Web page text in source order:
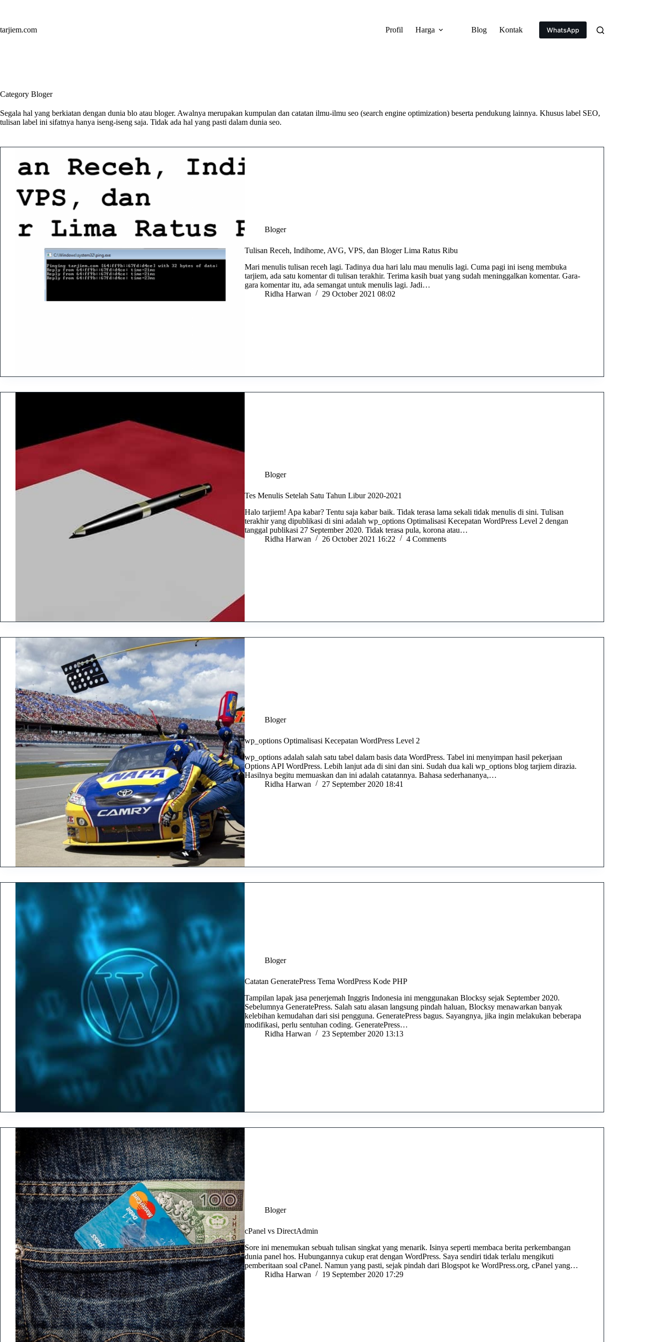
tarjiem.com
Profil Harga Blog Kontak WhatsApp
Category Bloger
Segala hal yang berkiatan dengan dunia blo atau bloger. Awalnya merupakan kumpulan dan catatan ilmu-ilmu seo (search engine optimization) beserta pendukung lainnya. Khusus label SEO,
tulisan label ini sifatnya hanya iseng-iseng saja. Tidak ada hal yang pasti dalam dunia seo.
Bloger
Tulisan Receh, Indihome, AVG, VPS, dan Bloger Lima Ratus Ribu
Mari menulis tulisan receh lagi. Tadinya dua hari lalu mau menulis lagi. Cuma pagi ini iseng membuka
tarjiem, ada satu komentar di tulisan terakhir. Terima kasih buat yang sudah meninggalkan komentar. Gara-
gara komentar itu, ada semangat untuk menulis lagi. Jadi…
Ridha Harwan
29 October 2021 08:02
Bloger
Tes Menulis Setelah Satu Tahun Libur 2020-2021
Halo tarjiem! Apa kabar? Tentu saja kabar baik. Tidak terasa lama sekali tidak menulis di sini. Tulisan
terakhir yang dipublikasi di sini adalah wp_options Optimalisasi Kecepatan WordPress Level 2 dengan
tanggal publikasi 27 September 2020. Tidak terasa pula, korona atau…
Ridha Harwan
26 October 2021 16:22 4 Comments
Bloger
wp_options Optimalisasi Kecepatan WordPress Level 2
wp_options adalah salah satu tabel dalam basis data WordPress. Tabel ini menyimpan hasil pekerjaan
Options API WordPress. Lebih lanjut ada di sini dan sini. Sudah dua kali wp_options blog tarjiem dirazia.
Hasilnya begitu memuaskan dan ini adalah catatannya. Bahasa sederhananya,…
Ridha Harwan
27 September 2020 18:41
Bloger
Catatan GeneratePress Tema WordPress Kode PHP
Tampilan lapak jasa penerjemah Inggris Indonesia ini menggunakan Blocksy sejak September 2020.
Sebelumnya GeneratePress. Salah satu alasan langsung pindah haluan, Blocksy menawarkan banyak
kelebihan kemudahan dari sisi pengguna. GeneratePress bagus. Sayangnya, jika ingin melakukan beberapa
modifikasi, perlu sentuhan coding. GeneratePress…
Ridha Harwan
23 September 2020 13:13
Bloger
cPanel vs DirectAdmin
Sore ini menemukan sebuah tulisan singkat yang menarik. Isinya seperti membaca berita perkembangan
dunia panel hos. Hubungannya cukup erat dengan WordPress. Saya sendiri tidak terlalu mengikuti
pemberitaan soal cPanel. Namun yang pasti, sejak pindah dari Blogspot ke WordPress.org, cPanel yang…
Ridha Harwan
19 September 2020 17:29